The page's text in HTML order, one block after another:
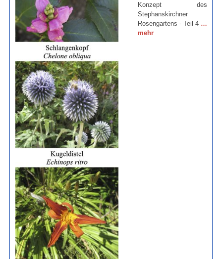
Konzept des
Stephanskirchner
Rosengartens - Teil 4 …
mehr